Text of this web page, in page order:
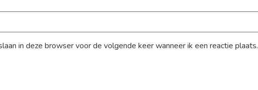
in deze browser voor de volgende keer wanneer ik een reactie plaats.